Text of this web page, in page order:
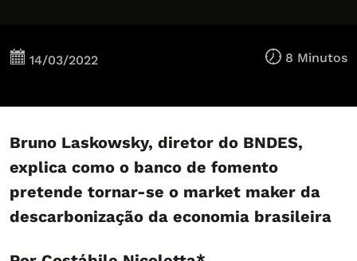
14/03/2022 8 Minutos
Bruno Laskowsky, diretor do BNDES,
explica como o banco de fomento
pretende tornar-se o market maker da
descarbonização da economia brasileira